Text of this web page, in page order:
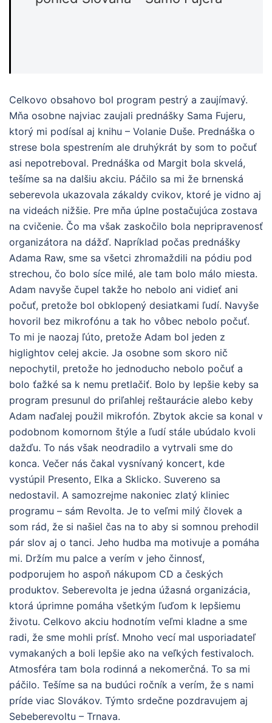
Celkovo obsahovo bol program pestrý a zaujímavý.
Mňa osobne najviac zaujali prednášky Sama Fujeru,
ktorý mi podísal aj knihu – Volanie Duše. Prednáška o
strese bola spestrením ale druhýkrát by som to počuť
asi nepotreboval. Prednáška od Margit bola skvelá,
tešíme sa na dalšiu akciu. Páčilo sa mi že brnenská
seberevola ukazovala zákaldy cvikov, ktoré je vidno aj
na videách nižšie. Pre mňa úplne postačujúca zostava
na cvičenie. Čo ma však zaskočilo bola nepripravenosť
organizátora na dážď. Napríklad počas prednášky
Adama Raw, sme sa všetci zhromaždili na pódiu pod
strechou, čo bolo síce milé, ale tam bolo málo miesta.
Adam navyše čupel takže ho nebolo ani vidieť ani
počuť, pretože bol obklopený desiatkami ľudí. Navyše
hovoril bez mikrofónu a tak ho vôbec nebolo počuť.
To mi je naozaj ľúto, pretože Adam bol jeden z
higlightov celej akcie. Ja osobne som skoro nič
nepochytil, pretože ho jednoducho nebolo počuť a
bolo ťažké sa k nemu pretlačiť. Bolo by lepšie keby sa
program presunul do priľahlej reštaurácie alebo keby
Adam naďalej použil mikrofón. Zbytok akcie sa konal v
podobnom komornom štýle a ľudí stále ubúdalo kvoli
dažďu. To nás však neodradilo a vytrvali sme do
konca. Večer nás čakal vysnívaný koncert, kde
vystúpil Presento, Elka a Sklicko. Suvereno sa
nedostavil. A samozrejme nakoniec zlatý kliniec
programu – sám Revolta. Je to veľmi milý človek a
som rád, že si našiel čas na to aby si somnou prehodil
pár slov aj o tanci. Jeho hudba ma motivuje a pomáha
mi. Držím mu palce a verím v jeho činnosť,
podporujem ho aspoň nákupom CD a českých
produktov. Seberevolta je jedna úžasná organizácia,
ktorá úprimne pomáha všetkým ľuďom k lepšiemu
životu. Celkovo akciu hodnotím veľmi kladne a sme
radi, že sme mohli prísť. Mnoho vecí mal usporiadateľ
vymakaných a boli lepšie ako na veľkých festivaloch.
Atmosféra tam bola rodinná a nekomerčná. To sa mi
páčilo. Tešíme sa na budúci ročník a verím, že s nami
príde viac Slovákov. Týmto srdečne pozdravujem aj
Sebeberevoltu – Trnava.